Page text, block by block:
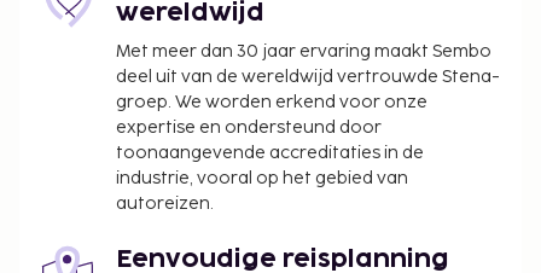
wereldwijd
Met meer dan 30 jaar ervaring maakt Sembo
deel uit van de wereldwijd vertrouwde Stena-
groep. We worden erkend voor onze
expertise en ondersteund door
toonaangevende accreditaties in de
industrie, vooral op het gebied van
autoreizen.
Eenvoudige reisplanning